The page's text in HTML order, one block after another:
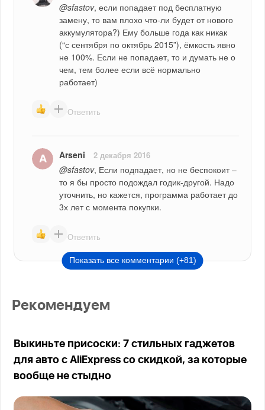
@sfastov, если попадает под бесплатную
замену, то вам плохо что-ли будет от нового
аккумулятора?) Ему больше года как никак
(“с сентября по октябрь 2015”), ёмкость явно
не 100%. Если не попадает, то и думать не о
чем, тем более если всё нормально
работает)
Ответить
Arseni 2 декабря 2016
@sfastov, Если подпадает, но не беспокоит –
то я бы просто подождал годик-другой. Надо
уточнить, но кажется, программа работает до
3х лет с момента покупки.
Ответить
Показать все комментарии (+81)
Рекомендуем
Выкиньте присоски: 7 стильных гаджетов
для авто с AliExpress со скидкой, за которые
вообще не стыдно